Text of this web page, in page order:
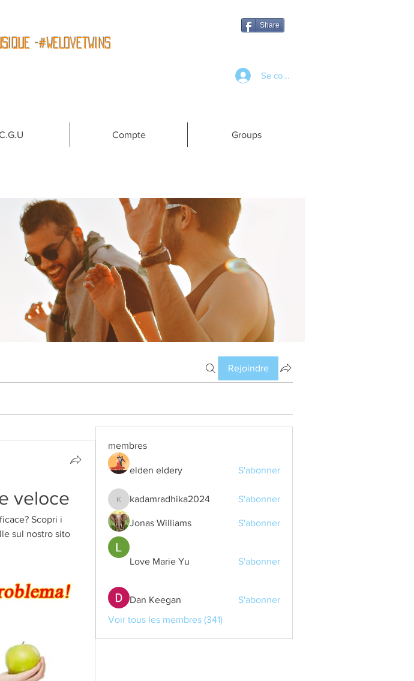
Share
-#WeLoveTwins
Se connecter
Compte Groups
Rejoindre
veloce
Scopri i
sul nostro sito
membres
elden eldery S'abonner
kadamradhika2024
kadamradhika2024 S'abonner
Jonas Williams S'abonner
Love Marie Yu S'abonner
Dan Keegan
S'abonner
Voir tous les membres (341)